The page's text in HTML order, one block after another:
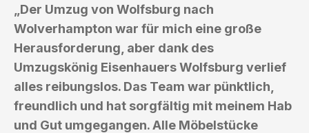
„Der Umzug von Wolfsburg nach
Wolverhampton war für mich eine große
Herausforderung, aber dank des
Umzugskönig Eisenhauers Wolfsburg verlief
alles reibungslos. Das Team war pünktlich,
freundlich und hat sorgfältig mit meinem Hab
und Gut umgegangen. Alle Möbelstücke